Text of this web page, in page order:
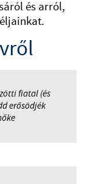
és arról,
fiatal (és
erősödjék